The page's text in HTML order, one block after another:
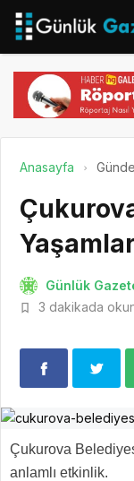
Anasayfa
Günlük
3 dakikada
Çukurova
anlamlı etkinlik.